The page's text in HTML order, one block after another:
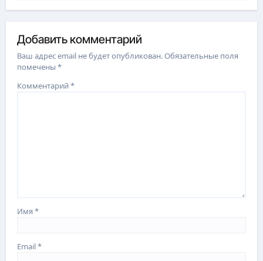
Добавить комментарий
Ваш адрес email не будет опубликован.Обязательные поля
помечены*
Комментарий*
Имя*
Email*